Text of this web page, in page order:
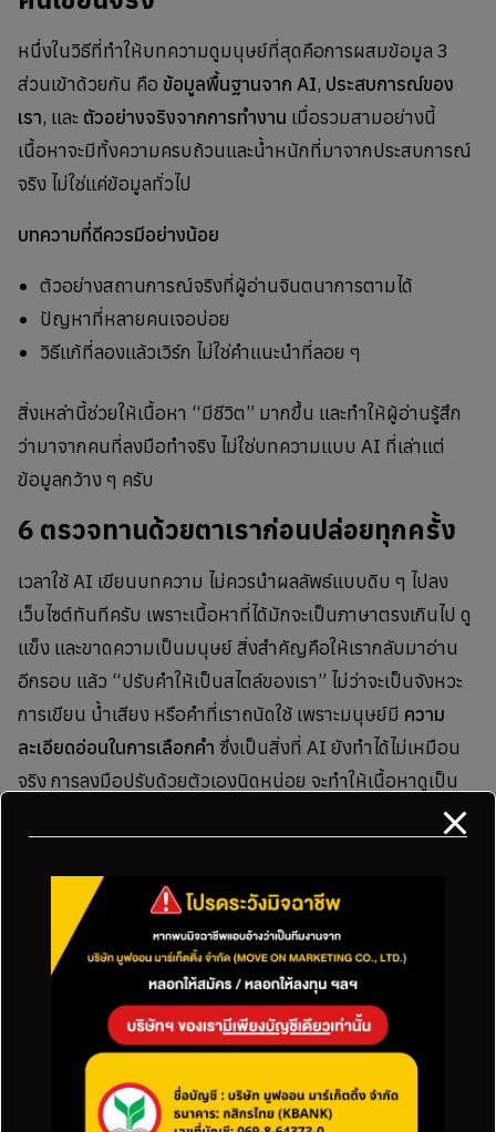
หนึ่งในวิธีที่ทำให้บทความดูมนุษย์ที่สุดคือการผสมข้อมูล 3
ส่วนเข้าด้วยกัน คือ ข้อมูลพื้นฐานจาก AI, ประสบการณ์ของ
เรา, และ ตัวอย่างจริงจากการทำงาน เมื่อรวมสามอย่างนี้
เนื้อหาจะมีทั้งความครบถ้วนและน้ำหนักที่มาจากประสบการณ์
จริง ไม่ใช่แค่ข้อมูลทั่วไป
บทความที่ดีควรมีอย่างน้อย
ตัวอย่างสถานการณ์จริงที่ผู้อ่านจินตนาการตามได้
ปัญหาที่หลายคนเจอบ่อย
วิธีแก้ที่ลองแล้วเวิร์ก ไม่ใช่คำแนะนำที่ลอย ๆ
สิ่งเหล่านี้ช่วยให้เนื้อหา “มีชีวิต” มากขึ้น และทำให้ผู้อ่านรู้สึก
ว่ามาจากคนที่ลงมือทำจริง ไม่ใช่บทความแบบ AI ที่เล่าแต่
ข้อมูลกว้าง ๆ ครับ
6 ตรวจทานด้วยตาเราก่อนปล่อยทุกครั้ง
เวลาใช้ AI เขียนบทความ ไม่ควรนำผลลัพธ์แบบดิบ ๆ ไปลง
เว็บไซต์ทันทีครับ เพราะเนื้อหาที่ได้มักจะเป็นภาษาตรงเกินไป ดู
แข็ง และขาดความเป็นมนุษย์ สิ่งสำคัญคือให้เรากลับมาอ่าน
อีกรอบ แล้ว “ปรับคำให้เป็นสไตล์ของเรา” ไม่ว่าจะเป็นจังหวะ
การเขียน น้ำเสียง หรือคำที่เราถนัดใช้ เพราะมนุษย์มี ความ
ละเอียดอ่อนในการเลือกคำ ซึ่งเป็นสิ่งที่ AI ยังทำได้ไม่เหมือน
จริง การลงมือปรับด้วยตัวเองนิดหน่อย จะทำให้เนื้อหาดูเป็น
ปรับมุมมองใหม่ AI ไม่ได้มาแทนคน
AI เป็นเครื่องมือทรงพลัง แต่สิ่งที่ทำให้คอนเทนต์มีคุณค่า คือ
“ความคิดของคนที่ใช้มัน”
เว็บไซต์ที่ใช้ AI แบบถูกวิธี ยังติดหน้าแรกได้เหมือนเดิม และ
บางครั้งดีกว่าเว็บที่เขียนเองด้วยซ้ำ เพราะเราใช้เครื่องมือมา
ช่วยจัดระเบียบความคิดให้ดีขึ้น
ถ้าเราโฟกัสประโยชน์ของผู้อ่านเป็นหลัก บทความทุกชิ้นก็จะ